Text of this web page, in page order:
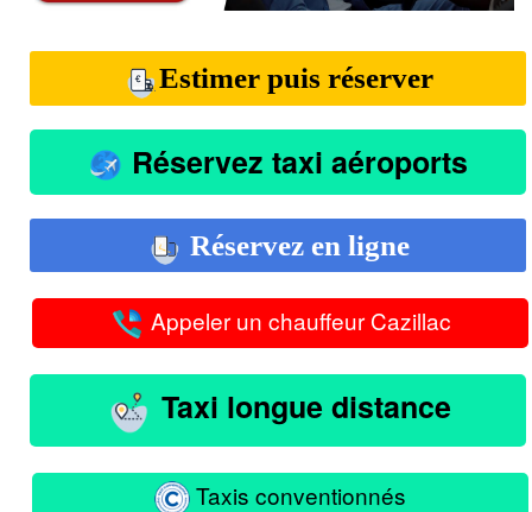
Estimer puis réserver
Réservez taxi aéroports
Réservez en ligne
Appeler un chauffeur Cazillac
Taxi longue distance
Taxis conventionnés